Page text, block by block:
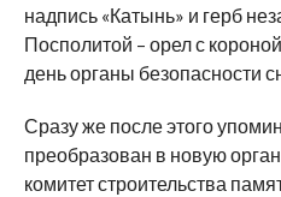
надпись «Катынь» и герб
Посполитой – орел с
день органы безопасности
Сразу же после этого
преобразован в новую
комитет строительства